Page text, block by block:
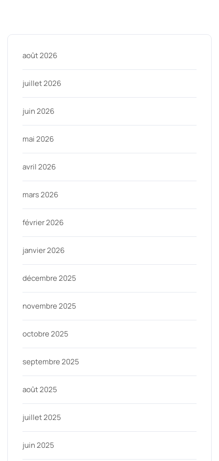
août 2026
juillet 2026
juin 2026
mai 2026
avril 2026
mars 2026
février 2026
janvier 2026
décembre 2025
novembre 2025
octobre 2025
septembre 2025
août 2025
juillet 2025
juin 2025